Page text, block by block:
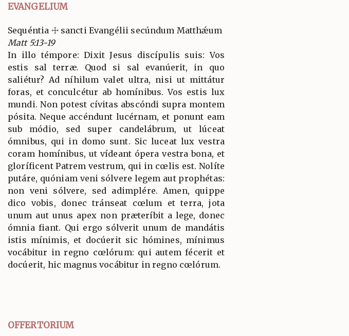
EVANGELIUM
Sequéntia ☩ sancti Evangélii secúndum Matthǽum
Matt 5:13-19
In illo témpore: Dixit Jesus discípulis suis: Vos
estis sal terræ. Quod si sal evanúerit, in quo
saliétur? Ad níhilum valet ultra, nisi ut mittátur
foras, et conculcétur ab homínibus. Vos estis lux
mundi. Non potest cívitas abscóndi supra montem
pósita. Neque accéndunt lucérnam, et ponunt eam
sub módio, sed super candelábrum, ut lúceat
ómnibus, qui in domo sunt. Sic luceat lux vestra
coram homínibus, ut vídeant ópera vestra bona, et
gloríficent Patrem vestrum, qui in cœlis est. Nolíte
putáre, quóniam veni sólvere legem aut prophétas:
non veni sólvere, sed adimplére. Amen, quippe
dico vobis, donec tránseat cœlum et terra, jota
unum aut unus apex non præteríbit a lege, donec
ómnia fiant. Qui ergo sólverit unum de mandátis
istis mínimis, et docúerit sic hómines, mínimus
vocábitur in regno cœlórum: qui autem fécerit et
docúerit, hic magnus vocábitur in regno cœlórum.
OFFERTORIUM